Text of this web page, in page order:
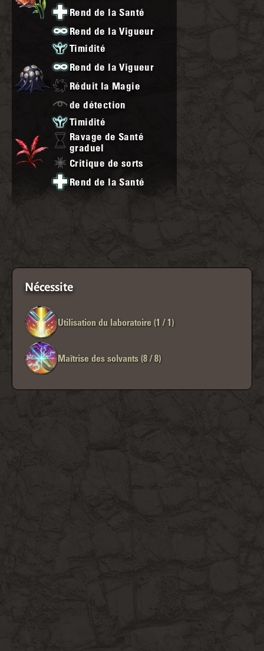
Rend de la Santé
Rend de la Vigueur
Timidité
Rend de la Vigueur
Réduit la Magie
de détection
Timidité
Ravage de Santé
graduel
Critique de sorts
Rend de la Santé
Nécessite
Utilisation du laboratoire (1 / 1)
Maîtrise des solvants (8 / 8)